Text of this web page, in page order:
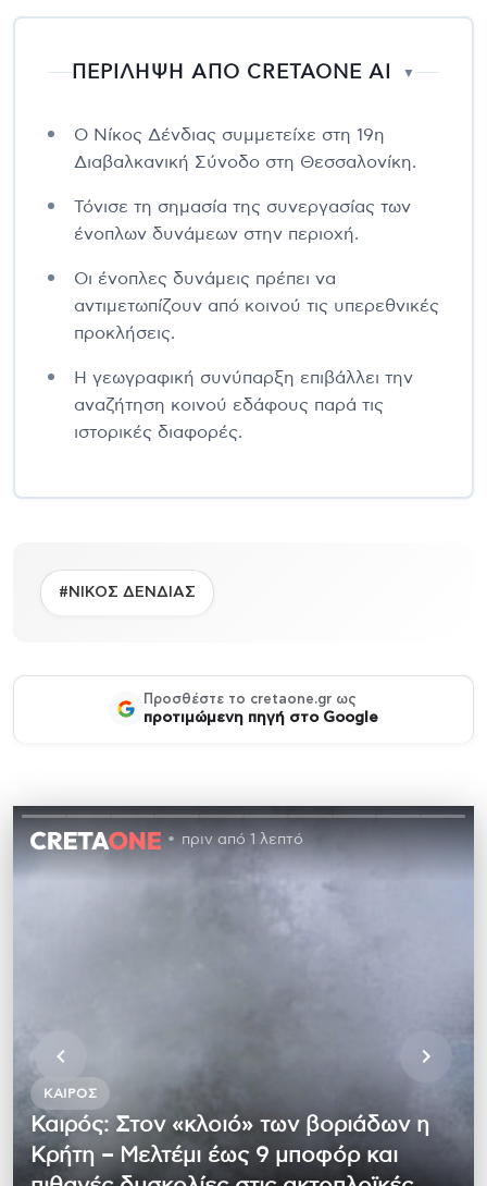
ΠΕΡΙΛΗΨΗ ΑΠΟ CRETAONE AI ▼
Ο Νίκος Δένδιας συμμετείχε στη 19η
Διαβαλκανική Σύνοδο στη Θεσσαλονίκη.
Τόνισε τη σημασία της συνεργασίας των
ένοπλων δυνάμεων στην περιοχή.
Οι ένοπλες δυνάμεις πρέπει να
αντιμετωπίζουν από κοινού τις υπερεθνικές
προκλήσεις.
Η γεωγραφική συνύπαρξη επιβάλλει την
αναζήτηση κοινού εδάφους παρά τις
ιστορικές διαφορές.
#ΝΙΚΟΣ ΔΕΝΔΙΑΣ
Προσθέστε το cretaone.gr ως
προτιμώμενη πηγή στο Google
πριν από 1 λεπτό
ΚΑΙΡΌΣ
Καιρός: Στον «κλοιό» των βοριάδων η
Κρήτη – Μελτέμι έως 9 μποφόρ και